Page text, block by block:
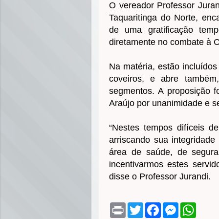
O vereador Professor
Taquaritinga do Norte,
de uma gratificação
diretamente no combate à
Na matéria, estão
coveiros, e abre
segmentos. A proposição
Araújo por unanimidade e
“Nestes tempos difíceis
arriscando sua
área de saúde, de
incentivarmos estes
disse o Professor Jurandi.
P
T
w
F
M